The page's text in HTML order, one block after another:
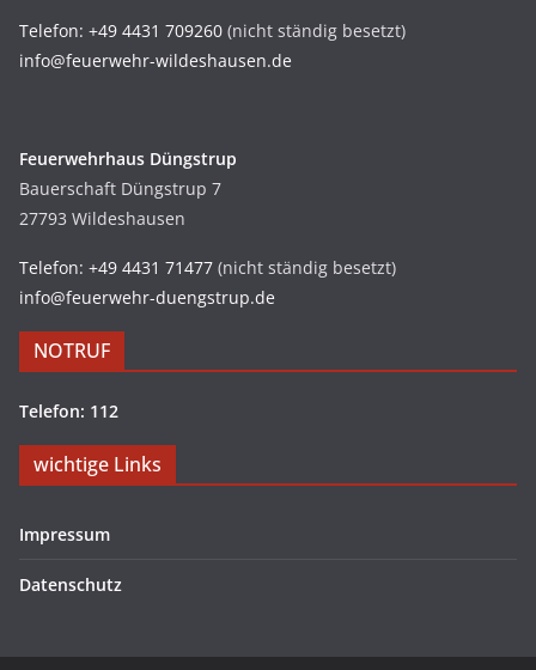
Telefon: +49 4431 709260 (nicht ständig besetzt)
info@feuerwehr-wildeshausen.de
Feuerwehrhaus Düngstrup
Bauerschaft Düngstrup 7
27793 Wildeshausen
Telefon: +49 4431 71477 (nicht ständig besetzt)
info@feuerwehr-duengstrup.de
NOTRUF
Telefon: 112
wichtige Links
Impressum
Datenschutz